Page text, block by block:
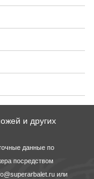
и других
данные по
посредством
или